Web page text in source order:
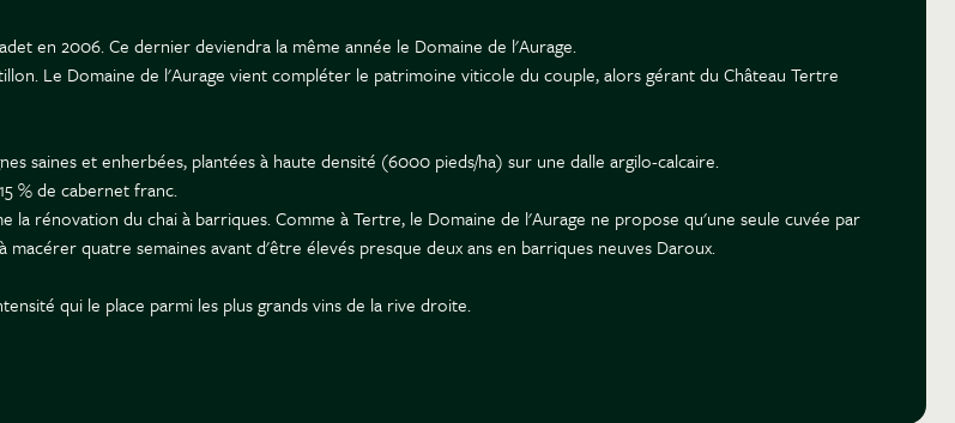
en 2006. Ce dernier deviendra la même année le Domaine de l'Aurage.
Le Domaine de l'Aurage vient compléter le patrimoine viticole du couple, alors gérant du Château Tertre
saines et enherbées, plantées à haute densité (6000 pieds/ha) sur une dalle argilo-calcaire.
% de cabernet franc.
la rénovation du chai à barriques. Comme à Tertre, le Domaine de l'Aurage ne propose qu'une seule cuvée par
macérer quatre semaines avant d'être élevés presque deux ans en barriques neuves Daroux.
qui le place parmi les plus grands vins de la rive droite.